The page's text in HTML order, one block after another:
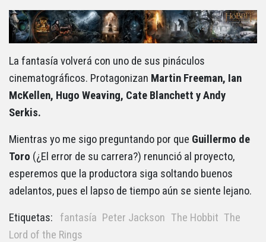
La fantasía volverá con uno de sus pináculos
cinematográficos. Protagonizan Martin Freeman, Ian
McKellen, Hugo Weaving, Cate Blanchett y Andy
Serkis.
Mientras yo me sigo preguntando por que Guillermo de
Toro (¿El error de su carrera?) renunció al proyecto,
esperemos que la productora siga soltando buenos
adelantos, pues el lapso de tiempo aún se siente lejano.
Etiquetas: fantasía Peter Jackson The Hobbit The
Lord of the Rings